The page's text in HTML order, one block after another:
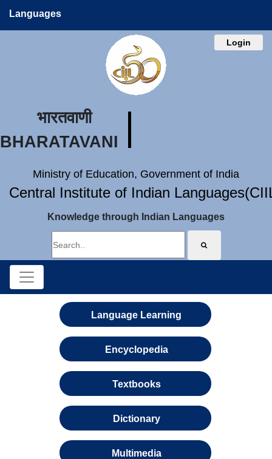
Languages
Login
भारतवाणी
BHARATAVANI
Ministry of Education, Government of India
Central Institute of Indian
Knowledge through Indian Languages
Language Learning
Encyclopedia
Textbooks
Dictionary
Multimedia